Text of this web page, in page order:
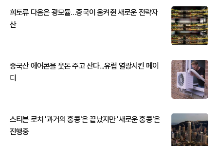
희토류 다음은 광모듈…중국이 움켜쥔 새로운 전략자
산
중국산 에어콘을 웃돈 주고 산다...유럽 열광시킨 메이
디
스티븐 로치 '과거의 홍콩'은 끝났지만 '새로운 홍콩'은
진행중